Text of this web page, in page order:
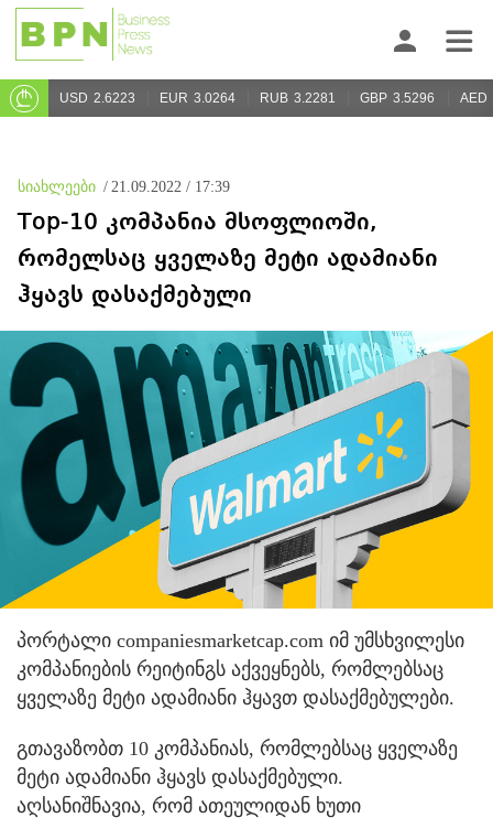
USD 2.6223 EUR 3.0264 RUB 3.2281 GBP 3.5296 AED
სიახლეები / 21.09.2022 / 17:39
Top-10 კომპანია მსოფლიოში,
რომელსაც ყველაზე მეტი ადამიანი
ჰყავს დასაქმებული
პორტალი companiesmarketcap.com იმ უმსხვილესი
კომპანიების რეიტინგს აქვეყნებს, რომლებსაც
ყველაზე მეტი ადამიანი ჰყავთ დასაქმებულები.
გთავაზობთ 10 კომპანიას, რომლებსაც ყველაზე
მეტი ადამიანი ჰყავს დასაქმებული.
აღსანიშნავია, რომ ათეულიდან ხუთი